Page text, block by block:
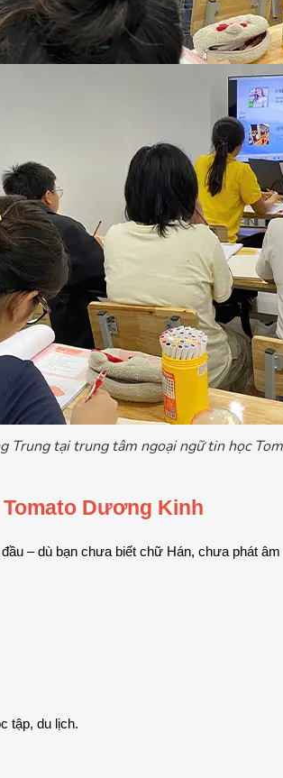
Trung tại trung tâm ngoại ngữ tin học
Dương Kinh
– dù bạn chưa biết chữ Hán, chưa phát
tập, du lịch.